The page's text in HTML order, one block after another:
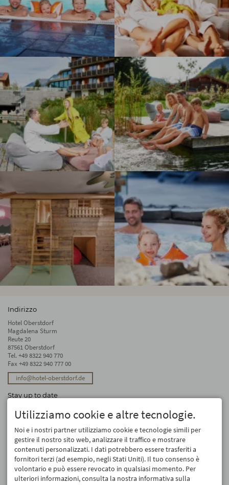
Indirizzo
Hotel Oberstdorf
Magdalena Sturm
Reute 20
87561 Oberstdorf
Tel. +49 8322 940 770
Fax +49 8322 940 777 00
info@hotel-oberstdorf.de
Stay up to date
promise! You can unsubscribe at any time.
Registro
Utilizziamo cookie e altre tecnologie.
Noi e i nostri partner utilizziamo cookie e tecnologie simili per
gestire il nostro sito web, analizzare il traffico e mostrare
contenuti personalizzati. I dati potrebbero essere trasferiti a
fornitori terzi (ad esempio, negli Stati Uniti). Il tuo consenso è
volontario e può essere revocato in qualsiasi momento. Per
ulteriori informazioni, consulta la nostra informativa sulla